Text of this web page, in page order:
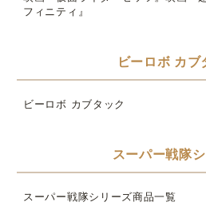
フィニティ』
ビーロボ カブ
ビーロボ カブタック
スーパー戦隊
スーパー戦隊シリーズ商品一覧